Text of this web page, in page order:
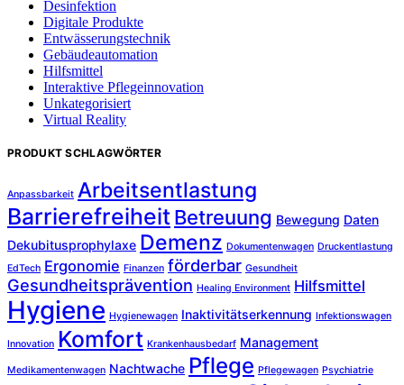
Desinfektion
Digitale Produkte
Entwässerungstechnik
Gebäudeautomation
Hilfsmittel
Interaktive Pflegeinnovation
Unkategorisiert
Virtual Reality
PRODUKT SCHLAGWÖRTER
Anpassbarkeit Arbeitsentlastung
BarrierefreiheitBetreuung Bewegung Daten
Dekubitusprophylaxe Demenz Dokumentenwagen Druckentlastung
EdTech Ergonomie Finanzen förderbar Gesundheit
Gesundheitsprävention Healing Environment Hilfsmittel
Hygiene Hygienewagen Inaktivitätserkennung Infektionswagen
Innovation Komfort Krankenhausbedarf Management
Medikamentenwagen Nachtwache Pflege Pflegewagen Psychiatrie